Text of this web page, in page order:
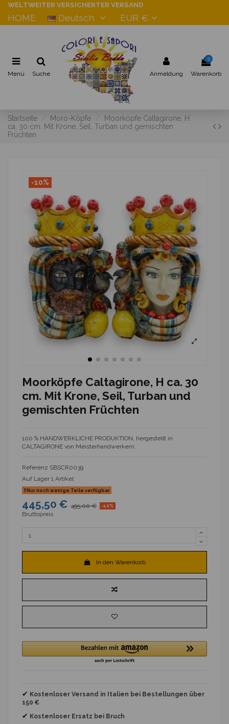
WELTWEITER VERSICHERTER VERSAND
HOME Deutsch EUR €
Menü Suche Anmeldung
0
Warenkorb
Startseite Moro-Köpfe
Moorköpfe Caltagirone, H
ca. 30 cm. Mit Krone, Seil, Turban und gemischten
Früchten
-10%
Moorköpfe Caltagirone, H ca. 30
cm. Mit Krone, Seil, Turban und
gemischten Früchten
100 % HANDWERKLICHE PRODUKTION, hergestellt in
CALTAGIRONE von Meisterhandwerkern.
Referenz SBSCR0039
Auf Lager 1 Artikel
Nur noch wenige Teile verfügbar
445,50 € 495,00 € -10%
Bruttopreis
In den Warenkorb
✔ Kostenloser Versand in Italien bei Bestellungen über
150 €
✔ Kostenloser Ersatz bei Bruch